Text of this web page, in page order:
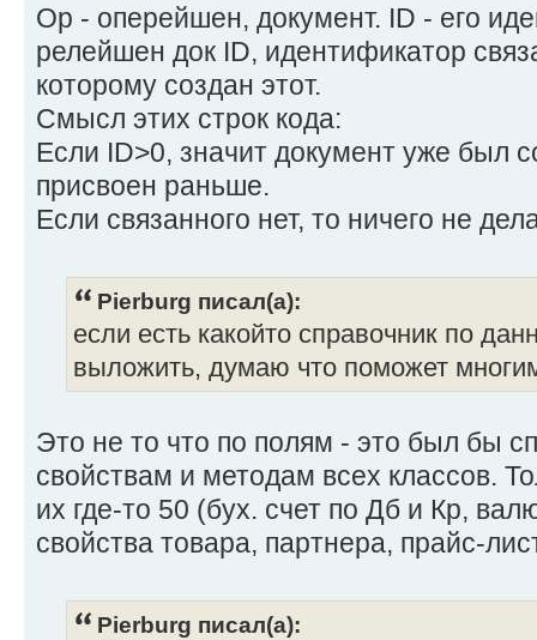
Op - оперейшен, документ. ID - его
релейшен док ID, идентификатор
которому создан этот.
Смысл этих строк кода:
Если ID>0, значит документ уже был
присвоен раньше.
Если связанного нет, то ничего не
Pierburg писал(а):
если есть какойто справочник по
выложить, думаю что поможет
Это не то что по полям - это был бы
свойствам и методам всех классов.
их где-то 50 (бух. счет по Дб и Кр,
свойства товара, партнера, прайс-
Pierburg писал(а):